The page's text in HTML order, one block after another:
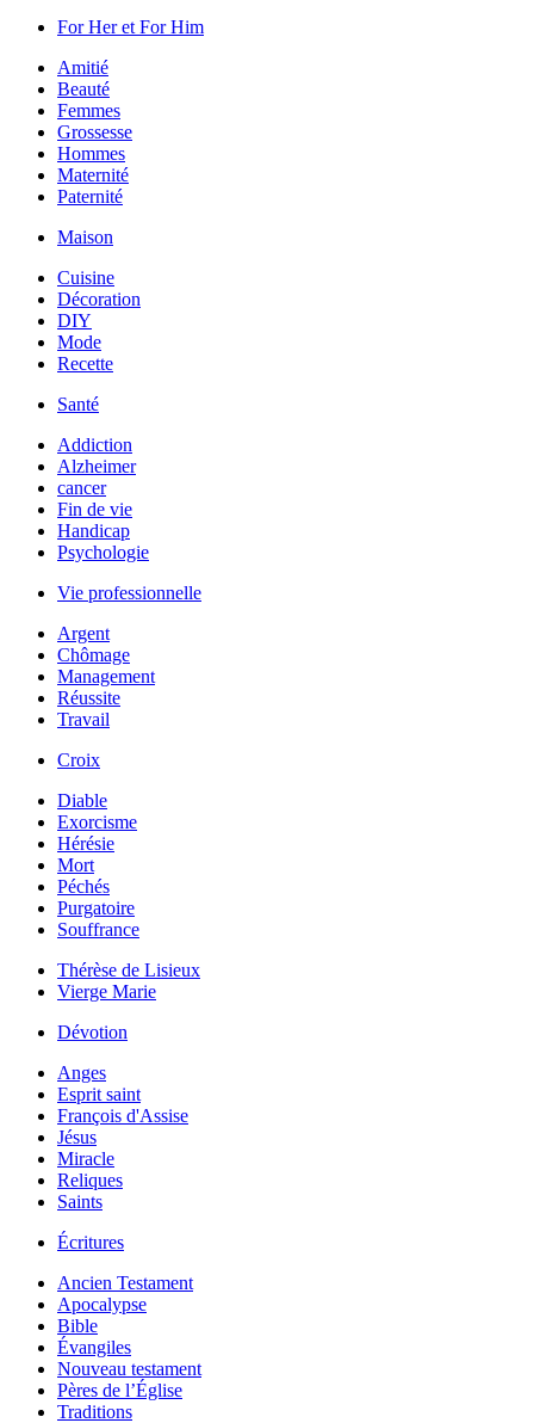
For Her et For Him
Amitié
Beauté
Femmes
Grossesse
Hommes
Maternité
Paternité
Maison
Cuisine
Décoration
DIY
Mode
Recette
Santé
Addiction
Alzheimer
cancer
Fin de vie
Handicap
Psychologie
Vie professionnelle
Argent
Chômage
Management
Réussite
Travail
Croix
Diable
Exorcisme
Hérésie
Mort
Péchés
Purgatoire
Souffrance
Thérèse de Lisieux
Vierge Marie
Dévotion
Anges
Esprit saint
François d'Assise
Jésus
Miracle
Reliques
Saints
Écritures
Ancien Testament
Apocalypse
Bible
Évangiles
Nouveau testament
Pères de l’Église
Traditions